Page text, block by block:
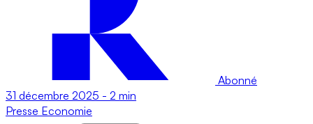
Abonné
31 décembre 2025 - 2 min
Presse Economie